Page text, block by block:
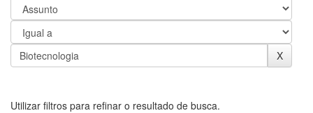
Utilizar filtros para refinar o resultado de busca.